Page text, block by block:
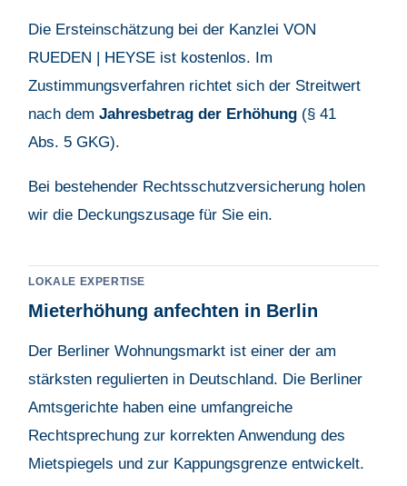
Die Ersteinschätzung bei der Kanzlei VON
RUEDEN | HEYSE ist kostenlos. Im
Zustimmungsverfahren richtet sich der Streitwert
nach demJahresbetrag der Erhöhung (§ 41
Abs. 5 GKG).
Bei bestehender Rechtsschutzversicherung holen
wir die Deckungszusage für Sie ein.
LOKALE EXPERTISE
Mieterhöhung anfechten in Berlin
Der Berliner Wohnungsmarkt ist einer der am
stärksten regulierten in Deutschland. Die Berliner
Amtsgerichte haben eine umfangreiche
Rechtsprechung zur korrekten Anwendung des
Mietspiegels und zur Kappungsgrenze entwickelt.